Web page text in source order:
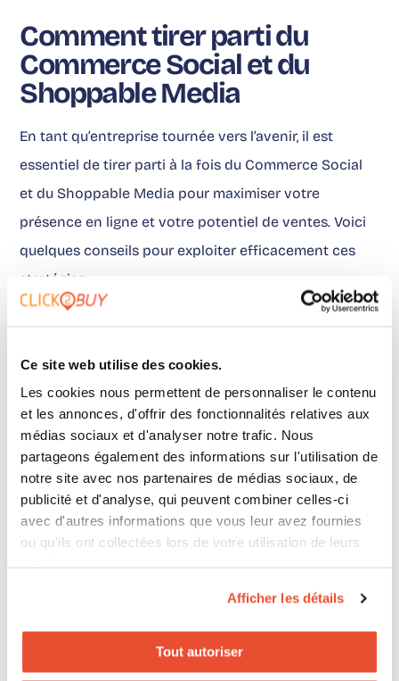
Ce site web utilise des cookies.
Les cookies nous permettent de personnaliser le contenu
et les annonces, d'offrir des fonctionnalités relatives aux
médias sociaux et d'analyser notre trafic. Nous
partageons également des informations sur l'utilisation de
notre site avec nos partenaires de médias sociaux, de
publicité et d'analyse, qui peuvent combiner celles-ci
avec d'autres informations que vous leur avez fournies
ou qu'ils ont collectées lors de votre utilisation de leurs
Afficher les détails
Tout autoriser
Comment tirer parti du
Commerce Social et du
Shoppable Media
En tant qu’entreprise tournée vers l’avenir, il est
essentiel de tirer parti à la fois du Commerce Social
et du Shoppable Media pour maximiser votre
présence en ligne et votre potentiel de ventes. Voici
quelques conseils pour exploiter efficacement ces
stratégies :
stratégie de contenu qui intègre à la fois le
contenu généré par les utilisateurs pour le
Commerce Social et du contenu interactif
engageant pour le Shoppable Media.
Intégration omnicanale: Intégrez parfaitement
votre Shoppable Media sur diverses
plateformes, de votre site web aux sites
partenaires, pour toucher un public plus large et
optimiser vos efforts SEO.
fournir des recommandations de produits
utilisateur et favorisant la fidélité à la marque.
Publicité sur les médias sociaux: Utilisez la